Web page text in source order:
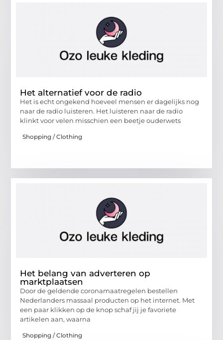
Het alternatief voor de radio
Het is echt ongekend hoeveel mensen er dagelijks nog
naar de radio luisteren. Het luisteren naar de radio
klinkt voor velen misschien een beetje ouderwets
Shopping / Clothing
Het belang van adverteren op
marktplaatsen
Door de geldende coronamaatregelen bestellen
Nederlanders massaal producten op het internet. Met
een paar klikken op de knop schaf jij je favoriete
artikelen aan, waarna
Shopping / Clothing